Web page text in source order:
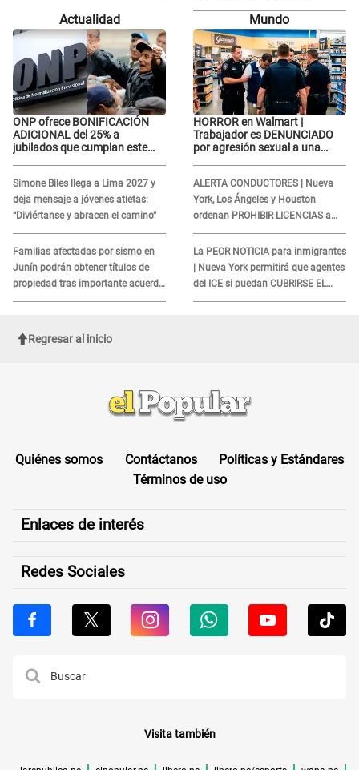
indebidos: "Pido respetar la
presunción de inocencia"
Actualidad
ONP ofrece BONIFICACIÓN
ADICIONAL del 25% a
jubilados que cumplan este
Simone Biles llega a Lima 2027 y
deja mensaje a jóvenes atletas:
“Diviértanse y abracen el camino”
Familias afectadas por sismo en
Junín podrán obtener títulos de
propiedad tras importante acuerdo
de Cofopri
Mundo
HORROR en Walmart |
Trabajador es DENUNCIADO
por agresión sexual a una
ALERTA CONDUCTORES | Nueva
York, Los Ángeles y Houston
ordenan PROHIBIR LICENCIAS a
quienes no presenten ESTE
DOCUMENTO
La PEOR NOTICIA para inmigrantes
| Nueva York permitirá que agentes
del ICE si puedan CUBRIRSE EL
ROSTRO
Regresar al inicio
Quiénes somos Contáctanos
Políticas y Estándares
Términos de uso
Enlaces de interés
Redes Sociales
Visita también